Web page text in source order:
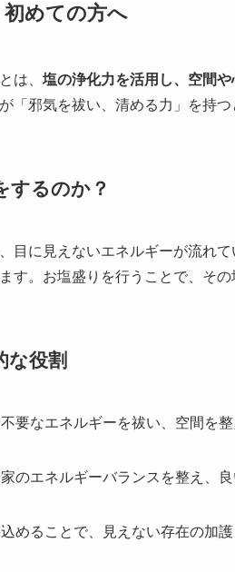
めての方へ
は、 塩の浄化力を活用し、空間
「邪気を祓い、清める力」を持
するのか？
目に見えないエネルギーが流れ
す。お塩盛りを行うことで、そ
な役割
要なエネルギーを祓い、空間を整
のエネルギーバランスを整え、
めることで、見えない存在の加